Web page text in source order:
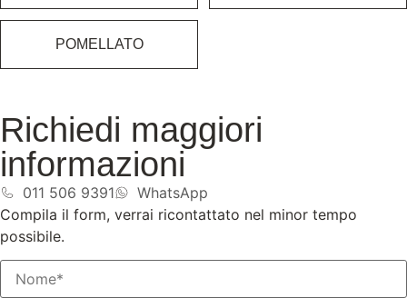
POMELLATO
Richiedi maggiori
informazioni
011 506 9391
WhatsApp
Compila il form, verrai ricontattato nel minor tempo
possibile.